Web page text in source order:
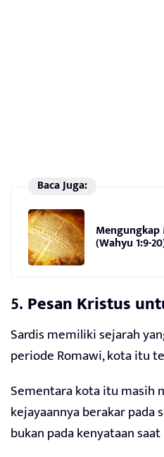
Baca Juga:
(Wahyu 1:9-
5. Pesan Kristus
Sardis memiliki sejarah
periode Romawi, kota itu
Sementara kota itu masih
kejayaannya berakar pada
bukan pada kenyataan